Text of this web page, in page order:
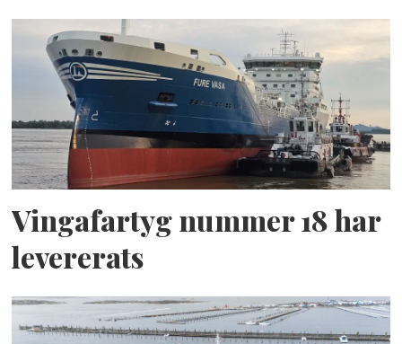
Vingafartyg nummer 18 har
levererats